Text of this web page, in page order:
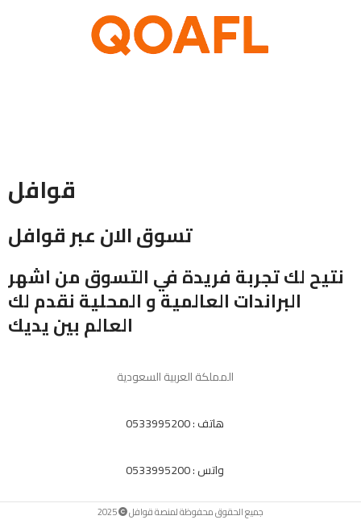
قوافل
تسوق الان عبر قوافل
نتيح لك تجربة فريدة في التسوق من اشهر
البراندات العالمية و المحلية نقدم لك
العالم بين يديك
المملكة العربية السعودية
هاتف : 0533995200
واتس : 0533995200
جميع الحقوق محفوظة لمنصة قوافل